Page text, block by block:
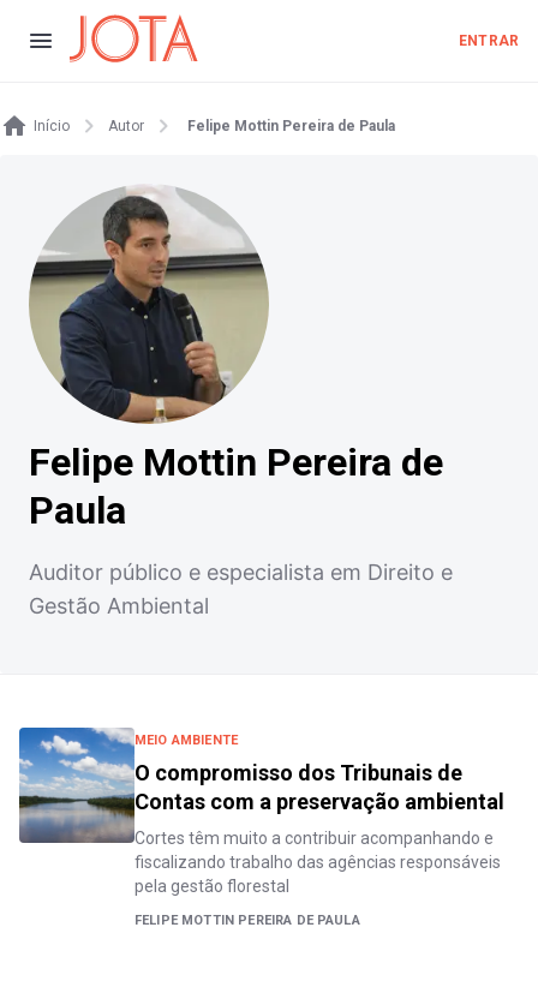
ENTRAR
Início Autor Felipe Mottin Pereira de Paula
Felipe Mottin Pereira de
Paula
Auditor público e especialista em Direito e
Gestão Ambiental
MEIO AMBIENTE
O compromisso dos Tribunais de
Contas com a preservação ambiental
Cortes têm muito a contribuir acompanhando e
fiscalizando trabalho das agências responsáveis
pela gestão florestal
FELIPE MOTTIN PEREIRA DE PAULA